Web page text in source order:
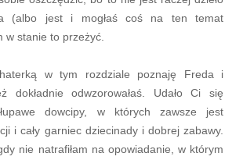
(albo jest i mogłaś coś na ten temat
w stanie to przeżyć.
w tym rozdziale poznaję Freda i
dokładnie odwzorowałaś. Udało Ci się
dowcipy, w których zawsze jest
i cały garniec dziecinady i dobrej zabawy.
nie natrafiłam na opowiadanie, w którym